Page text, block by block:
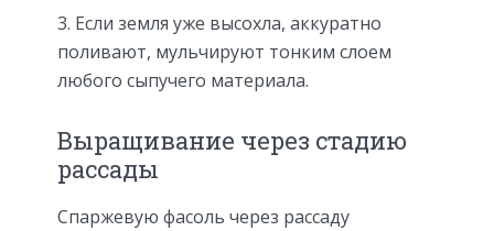
Если земля уже высохла, аккуратно
поливают, мульчируют тонким слоем
любого сыпучего материала.
Выращивание через стадию
рассады
Спаржевую фасоль через рассаду